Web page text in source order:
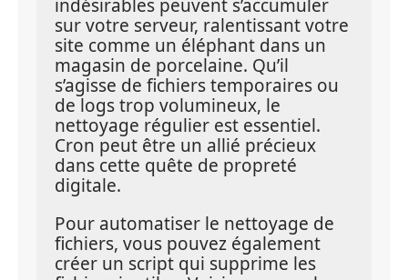
indésirables peuvent s’accumuler
sur votre serveur, ralentissant votre
site comme un éléphant dans un
magasin de porcelaine. Qu’il
s’agisse de fichiers temporaires ou
de logs trop volumineux, le
nettoyage régulier est essentiel.
Cron peut être un allié précieux
dans cette quête de propreté
digitale.
Pour automatiser le nettoyage de
fichiers, vous pouvez également
créer un script qui supprime les